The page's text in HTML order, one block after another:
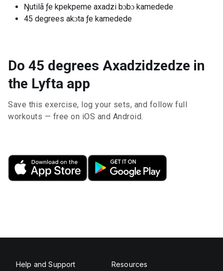
Ŋutilã ƒe kpekpeme axadzi bɔbɔ kamedede
45 degrees akɔta ƒe kamedede
Do 45 degrees Axadzidzedze in
the Lyfta app
Save this exercise, log your sets, and follow full
workouts — free on iOS and Android.
Help and Support Resources